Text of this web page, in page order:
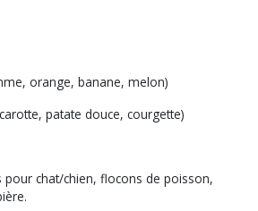
orange, banane, melon)
patate douce, courgette)
pour chat/chien, flocons de poisson,